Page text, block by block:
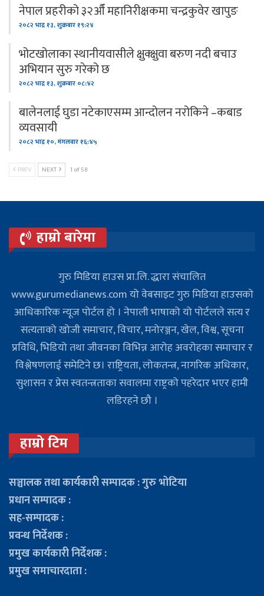
नेपाल प्रहरीको ३२औँ महानिरीक्षकमा चन्द्रकुवेर खापुङ
२०८२ भाद्र १३, शुक्रबार १९:२४
भोटखोलाका स्थानीयवासीले क्षुक्क्षुवा बरुण नदी बचाउ
अभियान सुरु गरेको छ
२०८२ भाद्र १३, शुक्रबार ०८:४२
बालेनलाई घुडा नटेकाएसम्म आन्दोलन नरोकिने –कबाड
व्यवसायी
२०८२ भाद्र १०, मंगलवार १६:४५
PREV NEXT 1 of 58
हाम्रो बारेमा
गुरु मिडिया हाउस प्रा.लि. द्धारा संचालित
www.gurumedianews.com यो वेबसाइट गुरु मिडिया हाउसकाे
आधिकारिक न्यूज पोर्टल हो । नेपाली भाषाको यो पोर्टलले सत्य र
सत्यताको खोजी समाचार, विचार, मनोरञ्जन, खेल, विश्व, सूचना
प्रविधि, भिडियो तथा जीवनका विभिन्न आरोह अवरोहका समाचार र
विश्लेषणलाई समेटिने छ। राष्ट्रियता, लोकतन्त्र, नागरिक अधिकार,
सुशासन र प्रेस स्वतन्त्रताका सवालमा राष्ट्रको पहरेदार भएर हामी
लडिरहने छौ ।
हाम्रो टिम
सञ्चालक तथा कार्यकारी सम्पादक : गुरु भोटिया
प्रधान सम्पादक :
सह-सम्पादक :
प्रवन्ध निर्देशक :
प्रमुख कार्यकारी निर्देशक :
प्रमुख समाचारदाता :